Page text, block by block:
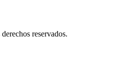
reservados.